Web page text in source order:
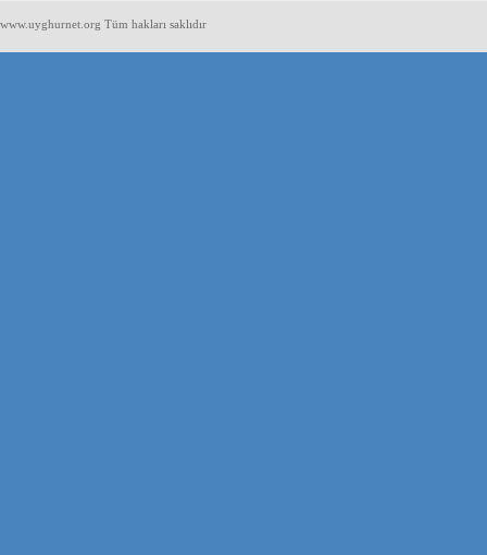
www.uyghurnet.org Tüm hakları saklıdır